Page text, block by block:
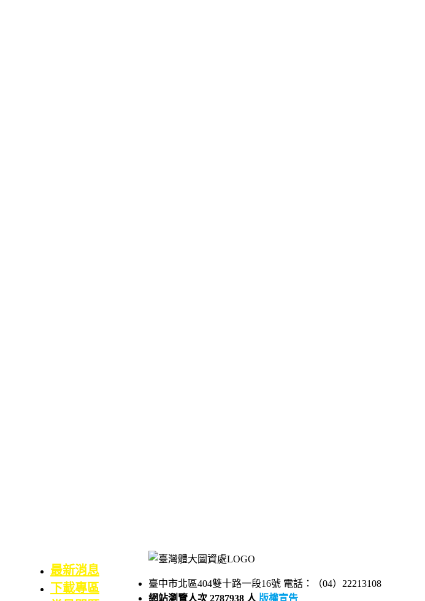
最新消息
下載專區
臺中市北區404雙十路一段16號 電話：（04）22213108
網站瀏覽人次 2787938 人 版權宣告